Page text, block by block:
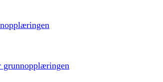
grunnopplæringen